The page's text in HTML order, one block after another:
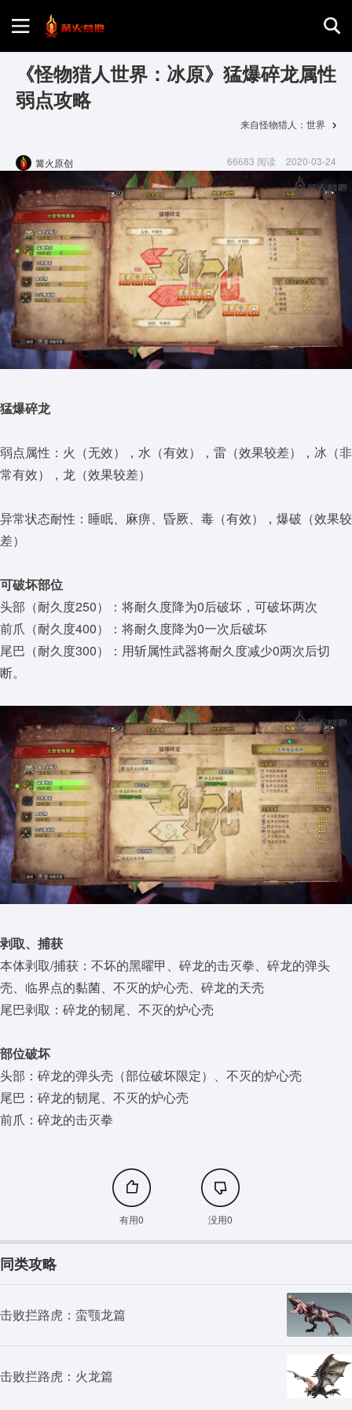
首页
游戏评测
地图攻略
《怪物猎人世界：冰原》猛爆碎龙属性
弱点攻略
来自怪物猎人：世界
篝火原创 66683 阅读 2020-03-24
猛爆碎龙
弱点属性：火（无效），水（有效），雷（效果较差），冰（非
常有效），龙（效果较差）
异常状态耐性：睡眠、麻痹、昏厥、毒（有效），爆破（效果较
差）
可破坏部位
头部（耐久度250）：将耐久度降为0后破坏，可破坏两次
前爪（耐久度400）：将耐久度降为0一次后破坏
尾巴（耐久度300）：用斩属性武器将耐久度减少0两次后切
断。
剥取、捕获
本体剥取/捕获：不坏的黑曜甲、碎龙的击灭拳、碎龙的弹头
壳、临界点的黏菌、不灭的炉心壳、碎龙的天壳
尾巴剥取：碎龙的韧尾、不灭的炉心壳
部位破坏
头部：碎龙的弹头壳（部位破坏限定）、不灭的炉心壳
尾巴：碎龙的韧尾、不灭的炉心壳
前爪：碎龙的击灭拳
有用0 没用0
同类攻略
击败拦路虎：蛮颚龙篇
击败拦路虎：火龙篇